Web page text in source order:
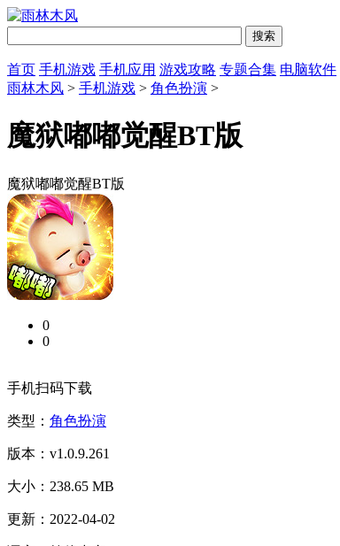
首页 手机游戏 手机应用 游戏攻略 专题合集 电脑软件
雨林木风 > 手机游戏 > 角色扮演 >
魔狱嘟嘟觉醒BT版
魔狱嘟嘟觉醒BT版
0
0
手机扫码下载
类型： 角色扮演
版本：v1.0.9.261
大小：238.65 MB
更新：2022-04-02